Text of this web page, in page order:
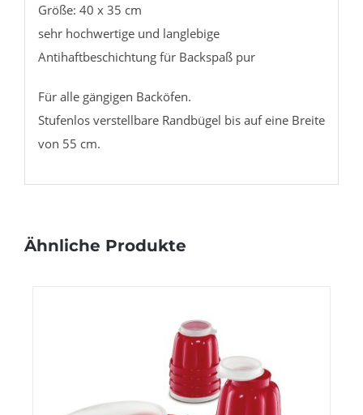
Größe: 40 x 35 cm
sehr hochwertige und langlebige
Antihaftbeschichtung für Backspaß pur
Für alle gängigen Backöfen.
Stufenlos verstellbare Randbügel bis auf eine Breite
von 55 cm.
Ähnliche Produkte